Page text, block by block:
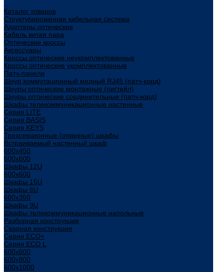
Каталог товаров
Структурированная кабельная система
Адаптеры оптические
Кабель витая пара
Оптические кроссы
Аксессуары
Кроссы оптические неукомплектованные
Кроссы оптические укомплектованные
Патч-панели
Шнур коммутационный медный RJ45 (патч-корд)
Шнуры оптические монтажные (пигтейл)
Шнуры оптические соединительные (патч-корд)
Шкафы телекоммуникационные настенные
Cерия LITE
Cерия BASIS
Cерия KEYS
Трехсекционные (откидные) шкафы
Встраиваемый настенный шкаф
600x450
600x600
Шкафы 12U
600x600
Шкафы 15U
Шкафы 6U
600x350
Шкафы 9U
Шкафы телекоммуникационные напольные
Разборная конструкция
Сварная конструкция
Серия ECO+
Серия ECO L
600x600
600x800
600х1000